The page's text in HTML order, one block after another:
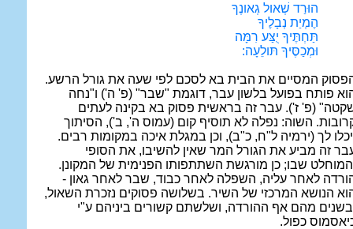
הוּרַד שְׁאול גְאונֶךָ
הֶמְיַת נְבָלֶיךָ
תַּחְתֶּיךָ יֻצַּע רִמָּה
וּמְכַסֶּיךָ תּולֵעָה:
המסיים את הבית בא לסכם לפי שעה את גורל הרשע.
פותח בפועל בלשון עבר, דוגמת "שבר" (פ' ה') ו"נחה
(פ' ז'). עבר זה בראשית פסוק בא בקינה לעתים
השוה: נפלה לא תוסיף קום (עמוס ה', ב'), הסיתוך
לך (ירמיה ל"ח, כ"ב), וכן במגלת איכה במקומות רבים.
זה מביע את הגורל המר שאין להשיבו, את הסופי
שבו; כן מורגשת השתתפותו הפנימית של המקונן.
לאחר עליה, השפלה לאחר כבוד, שבר לאחר גאון -
הנושא המרכזי של השיר. בשלושה פסוקים נזכרת השאול,
מהם אף ההורדה, ושלשתם קשורים ביניהם ע"י
כפול.